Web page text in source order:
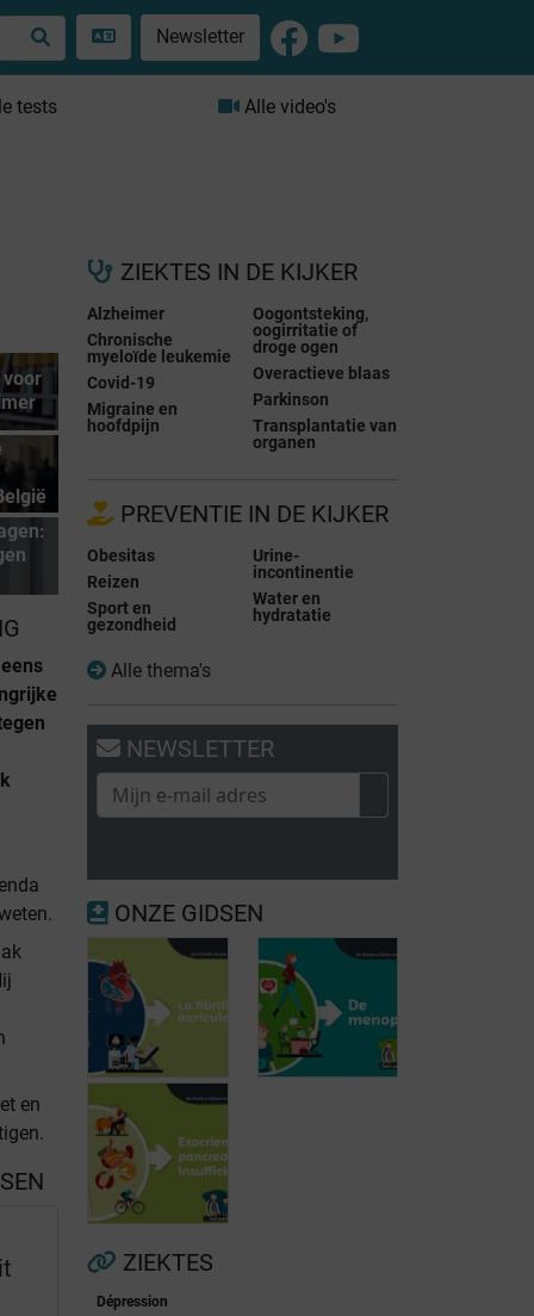
Newsletter
tests Alle video's
en
ZIEKTES IN DE KIJKER
Alzheimer
Chronische
myeloïde leukemie
Covid-19
Migraine en
hoofdpijn
Oogontsteking,
oogirritatie of
droge ogen
Overactieve blaas
Parkinson
Transplantatie van
organen
PREVENTIE IN DE KIJKER
Obesitas
Reizen
Sport en
gezondheid
Urine-
incontinentie
Water en
hydratatie
Alle thema's
NEWSLETTER
ONZE GIDSEN
Voorkamerfibrillatie
ZIEKTES
Dépression